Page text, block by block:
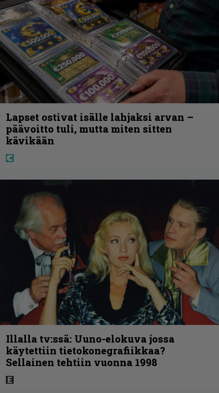
Lapset ostivat isälle lahjaksi arvan –
päävoitto tuli, mutta miten sitten
kävikään
Illalla tv:ssä: Uuno-elokuva jossa
käytettiin tietokonegrafiikkaa?
Sellainen tehtiin vuonna 1998